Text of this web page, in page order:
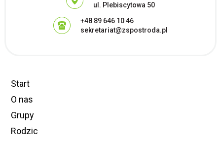
ul. Plebiscytowa 50
+48 89 646 10 46
sekretariat@zspostroda.pl
Start
O nas
Grupy
Rodzic